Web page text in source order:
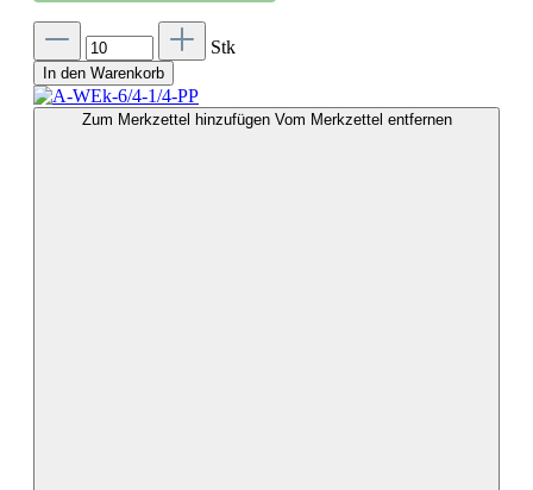
Stk
In den Warenkorb
Zum Merkzettel hinzufügen Vom Merkzettel entfernen